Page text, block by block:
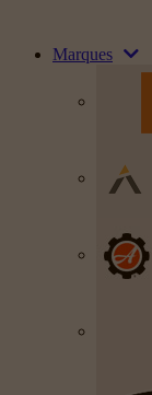
Marques